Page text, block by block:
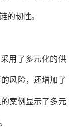
的韧性。
用了多元化的供
风险，还增加了
案例显示了多元